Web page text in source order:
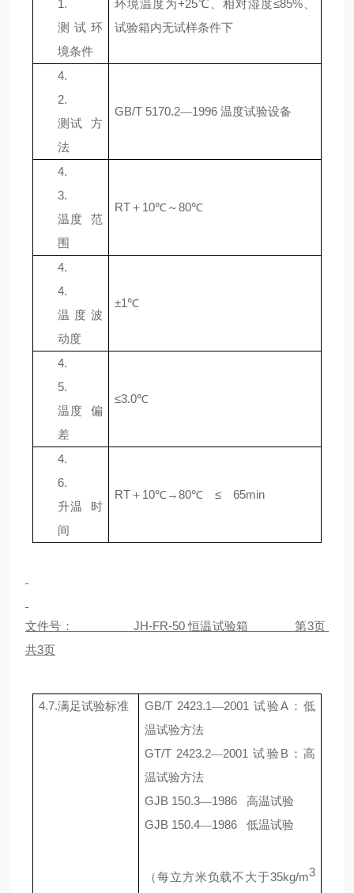
1.
测试环
境条件
环境温度为+25℃ 、相对湿度≤85%、
试验箱内无试样条件下
4.
2.
测试
方
法
GB/T 5170.2—1996温度试验设备
4.
3.
温度
范
围
RT＋ 10℃～80℃
4.
4.
温度波
动度
±1℃
4.
5.
温度
偏
差
≤3.0℃
4.
6.
升温
时
间
RT＋ 10℃→80℃ ≤65min
文件号： JH-FR-50恒温试验箱 第3页
共3页
4.7.满足试验标准 GB/T 2423.1—2001试验A：低
温试验方法
GT/T 2423.2—2001试验 B ：高
温试验方法
GJB 150.3—1986
高温试验
GJB 150.4—1986 低温试验
（每立方米负载不大于35kg/m3